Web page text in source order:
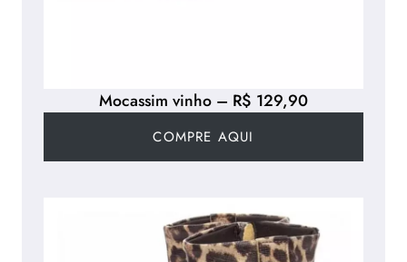
Mocassim vinho – R$ 129,90
COMPRE AQUI